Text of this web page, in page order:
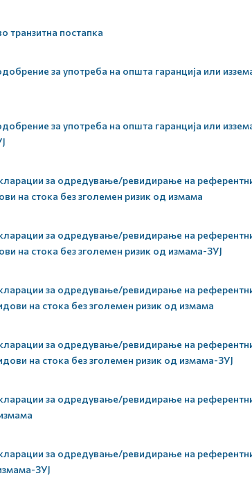
транзитна постапка
за употреба на општа гаранција или
за употреба на општа гаранција или
за одредување/ревидирање на
на стока без зголемен ризик од измама
за одредување/ревидирање на
на стока без зголемен ризик од измама-ЗУЈ
за одредување/ревидирање на
на стока без зголемен ризик од измама
за одредување/ревидирање на
на стока без зголемен ризик од измама-ЗУЈ
за одредување/ревидирање на
за одредување/ревидирање на
ЗУЈ